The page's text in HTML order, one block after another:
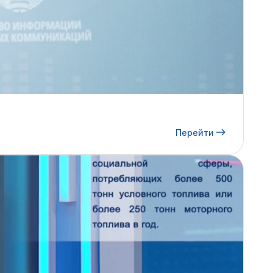
Перейти